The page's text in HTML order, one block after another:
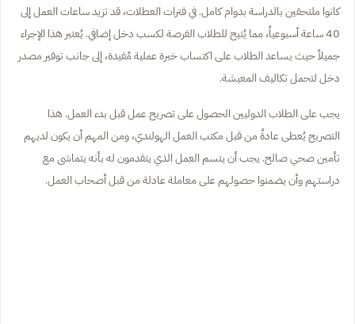
كانوا ملتحقين بالدراسة بدوام كامل. في فترات العطلات، قد تزيد ساعات العمل إلى
40 ساعة أسبوعياً، مما يُتيح للطلاب الفرصة لكسب دخل إضافي. يُعتبر هذا الإجراء
جميلاً حيث يساعد الطلاب على اكتساب خبرة عملية مُفيدة، إلى جانب توفير مصدر
دخل لتحمل تكاليف المعيشة.
يجب على الطلاب الدوليين الحصول على تصريح عمل قبل بدء العمل. هذا
التصريح يُعطى عادةً من قبل مكتب العمل الهولندي، ومن المهم أن يكون لديهم
تأمين صحي صالح. يجب أن يتسم العمل الذي يتقدمون له بأنه يتماشى مع
دراستهم وأن يضمنوا حصولهم على معاملة عادلة من قبل أصحاب العمل.